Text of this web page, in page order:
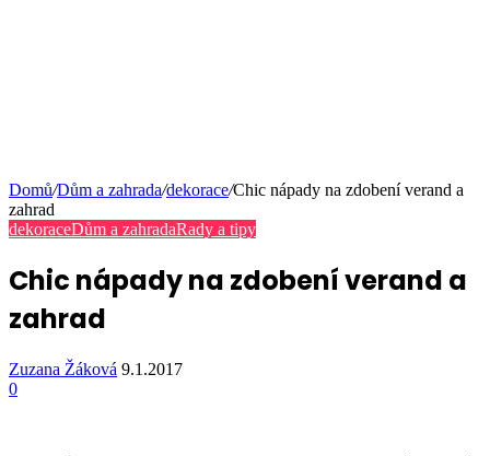
Domů/Dům a zahrada/dekorace/Chic nápady na zdobení verand a
zahrad
dekoraceDům a zahradaRady a tipy
Chic nápady na zdobení verand a
zahrad
Zuzana Žáková 9.1.2017
0